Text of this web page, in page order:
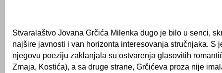
Stvaralaštvo Jovana Grčića Milenka dugo je bilo u senci,
najšire javnosti i van horizonta interesovanja stručnjaka. S
njegovu poeziju zaklanjala su ostvarenja glasovitih
Zmaja, Kostića), a sa druge strane, Grčićeva proza nije